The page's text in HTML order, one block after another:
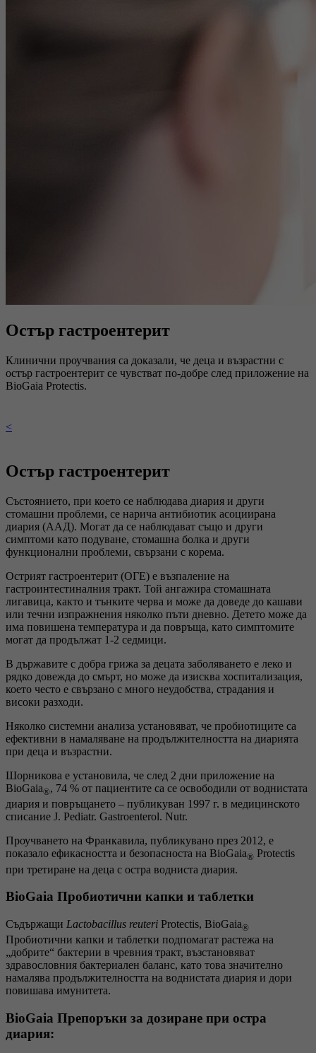
Остър гастроентерит
Клинични проучвания са доказали, че деца и възрастни с
остър гастроентерит се чувстват по-добре след приложение на
BioGaia Protectis.
<
Остър гастроентерит
Състоянието, при което се наблюдава диария и други
стомашни проблеми, се нарича антибиотик асоциирана
диария (AAД). Могат да се наблюдават също и други
симптоми като подуване, стомашна болка и други
функционални проблеми, свързани с корема.
Острият гастроентерит (ОГЕ) е възпаление на
гастроинтестиналния тракт. Той ангажира стомашната
лигавица, както и тънките черва и може да доведе до кашави
или течни изпражнения няколко пъти дневно. Детето може да
има повишена температура и да повръща, като симптомите
могат да продължат 1-2 седмици.
В държавите с добра грижа за децата заболяването е леко и
рядко довежда до смърт, но може да изисква хоспитализация,
което често е свързано с много неудобства, страдания и
високи разходи.
Няколко системни анализа установяват, че пробиотиците са
ефективни в намаляване на продължителността на диарията
при деца и възрастни.
Шорникова е установила, че след 2 дни приложение на
BioGaia®, 74 % от пациентите са се освободили от воднистата
диария и повръщането – публикуван 1997 г. в медицинското
списание J. Pediatr. Gastroenterol. Nutr.
Проучването на Франкавила, публикувано през 2012, е
показало ефикасността и безопасноста на BioGaia® Protectis
при третиране на деца с остра водниста диария.
BioGaia Пробиотични капки и таблетки
Съдържащи Lactobacillus reuteri Protectis, BioGaia®
Пробиотични капки и таблетки подпомагат растежа на
„добрите“ бактерии в чревния тракт, възстановяват
здравословния бактериален баланс, като това значително
намалява продължителността на воднистата диария и дори
повишава имунитета.
BioGaia Препоръки за дозиране при остра
диария: